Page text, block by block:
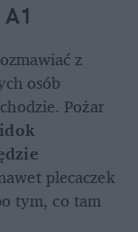
z
osób
Pożar
plecaczek
tym, co tam